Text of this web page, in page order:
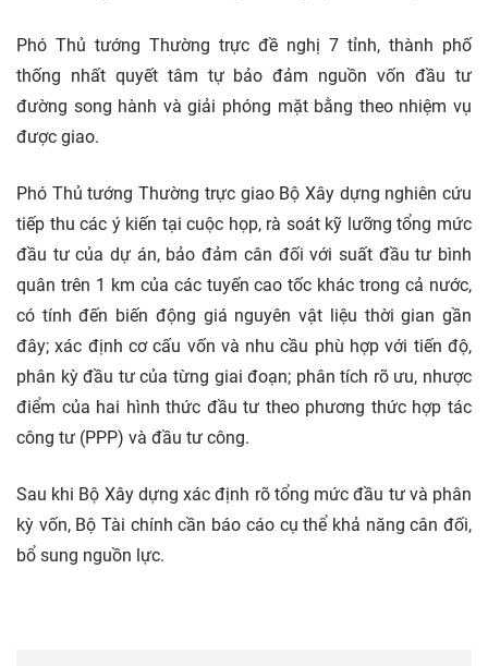
Phó Thủ tướng Thường trực đề nghị 7 tỉnh, thành phố
thống nhất quyết tâm tự bảo đảm nguồn vốn đầu tư
đường song hành và giải phóng mặt bằng theo nhiệm vụ
được giao.
Phó Thủ tướng Thường trực giao Bộ Xây dựng nghiên cứu
tiếp thu các ý kiến tại cuộc họp, rà soát kỹ lưỡng tổng mức
đầu tư của dự án, bảo đảm cân đối với suất đầu tư bình
quân trên 1 km của các tuyến cao tốc khác trong cả nước,
có tính đến biến động giá nguyên vật liệu thời gian gần
đây; xác định cơ cấu vốn và nhu cầu phù hợp với tiến độ,
phân kỳ đầu tư của từng giai đoạn; phân tích rõ ưu, nhược
điểm của hai hình thức đầu tư theo phương thức hợp tác
công tư (PPP) và đầu tư công.
Sau khi Bộ Xây dựng xác định rõ tổng mức đầu tư và phân
kỳ vốn, Bộ Tài chính cần báo cáo cụ thể khả năng cân đối,
bổ sung nguồn lực.